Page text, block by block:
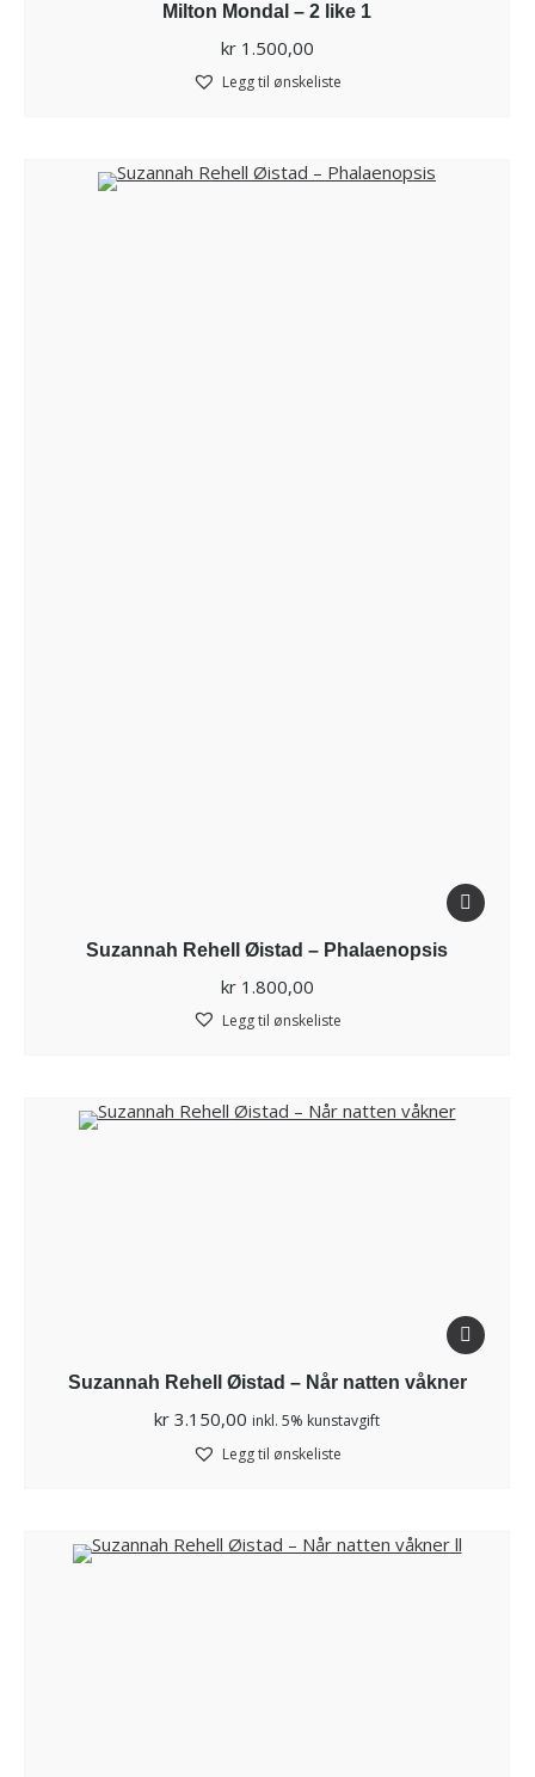
Milton Mondal – 2 like 1
kr1.500,00
Legg til ønskeliste
Suzannah Rehell Øistad – Phalaenopsis
kr1.800,00
Legg til ønskeliste
Suzannah Rehell Øistad – Når natten våkner
kr 3.150,00 inkl. 5% kunstavgift
Legg til ønskeliste